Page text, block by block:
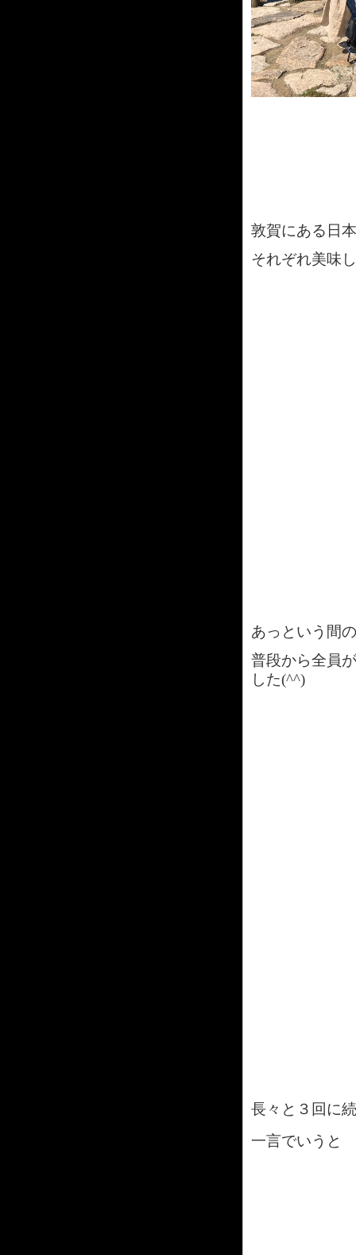
敦賀にある日
それぞれ美味
あっという間
普段から全員
した(^^)
長々と３回に
一言でいうと